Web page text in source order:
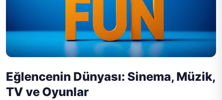
Eğlencenin Dünyası: Sinema, Müzik,
TV ve Oyunlar